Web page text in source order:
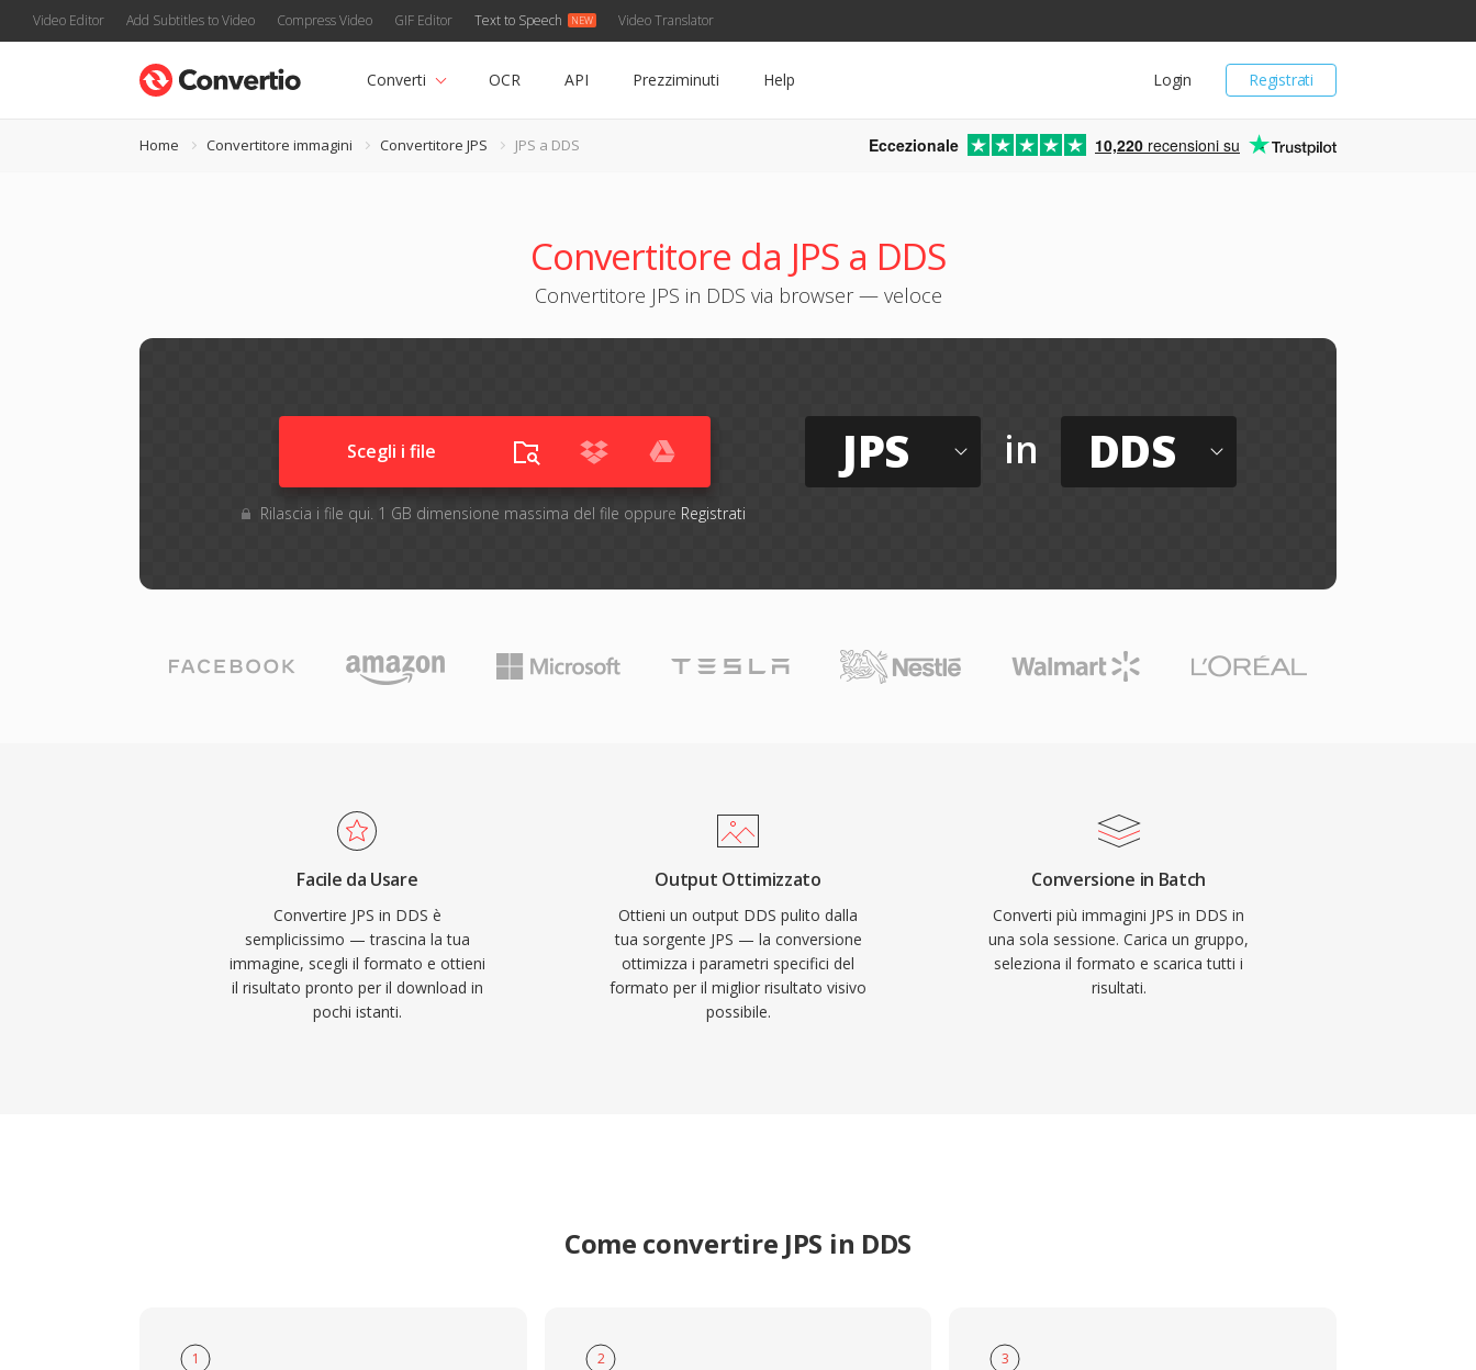
Video Editor Add Subtitles to Video Compress Video GIF Editor Text to Speech Video Translator
Registrati
Login
Converti OCR API Prezziminuti Help
Home Convertitore immagini Convertitore JPS JPS a DDS Eccezionale 10,220 recensioni su
Convertitore da JPS a DDS
Convertitore JPS in DDS via browser — veloce
Scegli i file
Rilascia i file qui. 1 GB dimensione massima del file oppure Registrati
JPS in DDS
Facile da Usare
Convertire JPS in DDS è
semplicissimo — trascina la tua
immagine, scegli il formato e ottieni
il risultato pronto per il download in
pochi istanti.
Output Ottimizzato
Ottieni un output DDS pulito dalla
tua sorgente JPS — la conversione
ottimizza i parametri specifici del
formato per il miglior risultato visivo
possibile.
Conversione in Batch
Converti più immagini JPS in DDS in
una sola sessione. Carica un gruppo,
seleziona il formato e scarica tutti i
risultati.
Come convertire JPS in DDS
1 2 3